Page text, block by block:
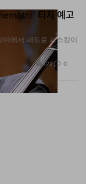
에서 페드로 파스칼이
422